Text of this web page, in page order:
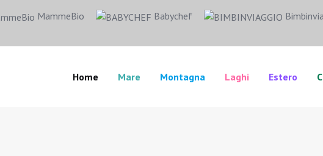
MammeBio Babychef
Home Mare Montagna Laghi Estero